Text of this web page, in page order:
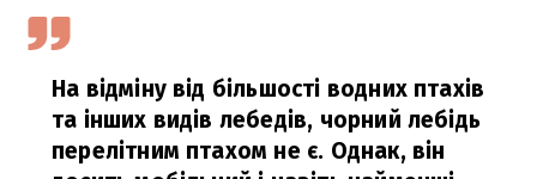
На відміну від більшості водних птахів
та інших видів лебедів, чорний лебідь
перелітним птахом не є. Однак, він